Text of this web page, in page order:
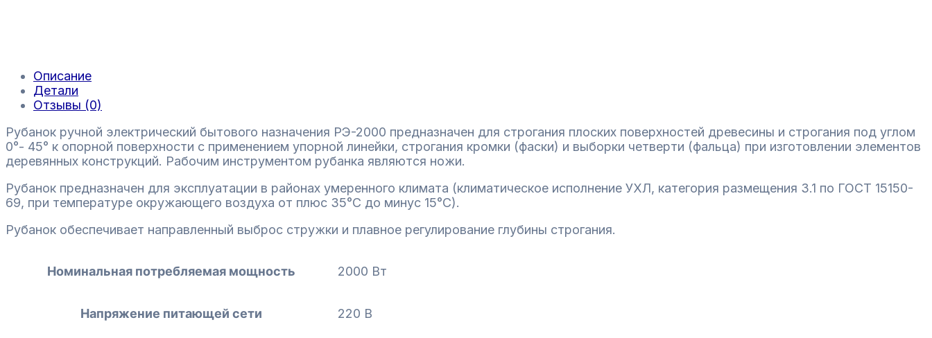
Описание
Детали
Отзывы (0)
Рубанок ручной электрический бытового назначения РЭ-2000 предназначен для строгания плоских поверхностей древесины и строгания под углом
0°- 45° к опорной поверхности с применением упорной линейки, строгания кромки (фаски) и выборки четверти (фальца) при изготовлении элементов
деревянных конструкций. Рабочим инструментом рубанка являются ножи.
Рубанок предназначен для эксплуатации в районах умеренного климата (климатическое исполнение УХЛ, категория размещения 3.1 по ГОСТ 15150-
69, при температуре окружающего воздуха от плюс 35°С до минус 15°С).
Рубанок обеспечивает направленный выброс стружки и плавное регулирование глубины строгания.
Номинальная потребляемая мощность 2000 Вт
Напряжение питающей сети 220 В